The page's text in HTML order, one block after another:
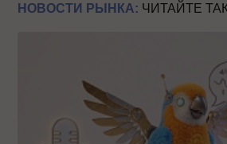
НОВОСТИ РЫНКА: ЧИТАЙТЕ